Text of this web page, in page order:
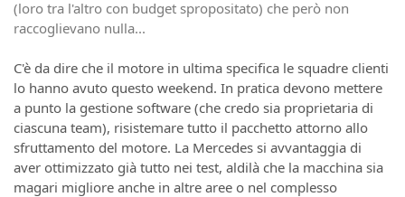
(loro tra l'altro con budget spropositato) che però non
raccoglievano nulla...
C'è da dire che il motore in ultima specifica le squadre clienti
lo hanno avuto questo weekend. In pratica devono mettere
a punto la gestione software (che credo sia proprietaria di
ciascuna team), risistemare tutto il pacchetto attorno allo
sfruttamento del motore. La Mercedes si avvantaggia di
aver ottimizzato già tutto nei test, aldilà che la macchina sia
magari migliore anche in altre aree o nel complesso